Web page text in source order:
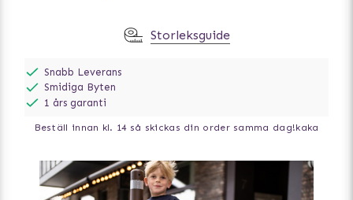
Storleksguide
Snabb Leverans
Smidiga Byten
1 års garanti
Beställ innan kl. 14 så skickas din order samma dag!kaka